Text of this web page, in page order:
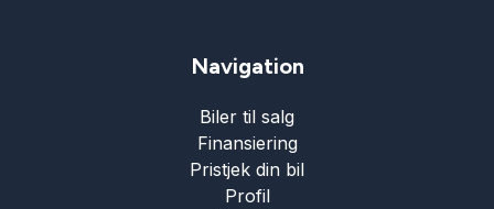
Navigation
Biler til salg
Finansiering
Pristjek din bil
Profil